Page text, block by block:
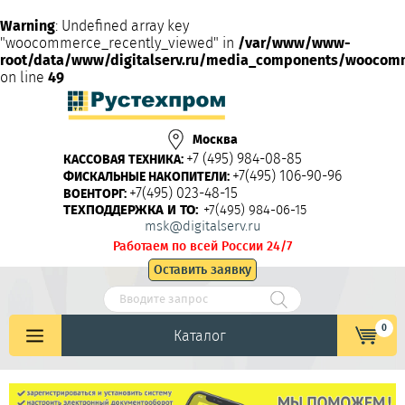
Warning: Undefined array key
"woocommerce_recently_viewed" in /var/www/www-
root/data/www/digitalserv.ru/media_components/
on line 49
Москва
КАССОВАЯ ТЕХНИКА: +7 (495) 984-08-85
ФИСКАЛЬНЫЕ НАКОПИТЕЛИ: +7(495) 106-90-96
ВОЕНТОРГ: +7(495) 023-48-15
ТЕХПОДДЕРЖКА И ТО: +7(495) 984-06-15
msk@digitalserv.ru
Работаем по всей России 24/7
Оставить заявку
Каталог 0